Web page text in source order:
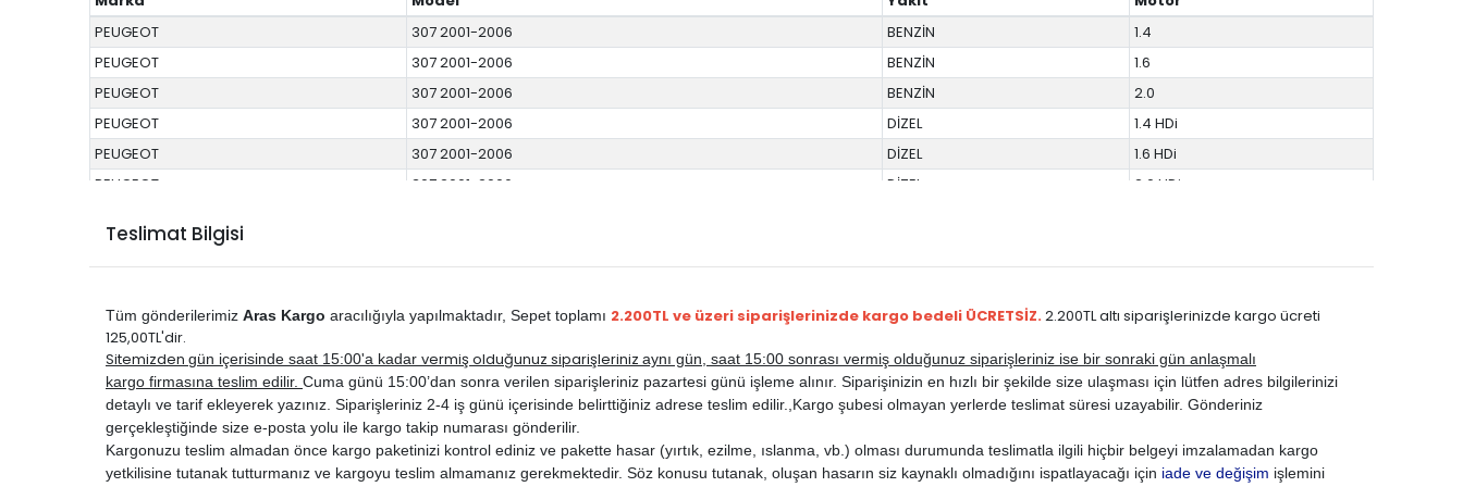
PEUGEOT
307 2001-2006 BENZİN
1.4
PEUGEOT
307 2001-2006 BENZİN
1.6
PEUGEOT
307 2001-2006 BENZİN
2.0
PEUGEOT
307 2001-2006 DİZEL
1.4 HDi
PEUGEOT
307 2001-2006 DİZEL
1.6 HDi
PEUGEOT
307 2001-2006 DİZEL 2.0 HDi
Teslimat Bilgisi
Tüm gönderilerimiz Aras Kargo aracılığıyla yapılmaktadır, Sepet toplamı 2.200TL ve üzeri siparişlerinizde kargo bedeli ÜCRETSİZ.2.200TL altı siparişlerinizde kargo ücreti
125,00TL'dir.
Sitemizden gün içerisinde saat 15:00'a kadar vermiş olduğunuz siparişleriniz aynı gün, saat 15:00 sonrası vermiş olduğunuz siparişleriniz ise bir sonraki gün anlaşmalı
kargo firmasına teslim edilir. Cuma günü 15:00’dan sonra verilen siparişleriniz pazartesi günü işleme alınır. Siparişinizin en hızlı bir şekilde size ulaşması için lütfen adres bilgilerinizi
detaylı ve tarif ekleyerek yazınız. Siparişleriniz 2-4 iş günü içerisinde belirttiğiniz adrese teslim edilir., Kargo şubesi olmayan yerlerde teslimat süresi uzayabilir. Gönderiniz
gerçekleştiğinde size e-posta yolu ile kargo takip numarası gönderilir.
Kargonuzu teslim almadan önce kargo paketinizi kontrol ediniz ve pakette hasar (yırtık, ezilme, ıslanma, vb.) olması durumunda teslimatla ilgili hiçbir belgeyi imzalamadan kargo
yetkilisine tutanak tutturmanız ve kargoyu teslim almamanız gerekmektedir. Söz konusu tutanak, oluşan hasarın siz kaynaklı olmadığını ispatlayacağı için iade ve değişim işlemini